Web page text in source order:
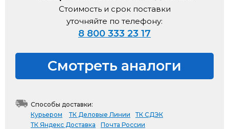
Стоимость и срок поставки
уточняйте по телефону:
8 800 333 23 17
Смотреть аналоги
Способы доставки:
Курьером
ТК Деловые Линии
ТК СДЭК
ТК Яндекс Доставка
Почта России